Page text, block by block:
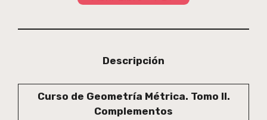
Descripción
Curso de Geometría Métrica. Tomo II.
Complementos